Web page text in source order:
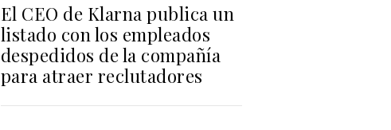
El CEO de Klarna publica un
listado con los empleados
despedidos de la compañía
para atraer reclutadores